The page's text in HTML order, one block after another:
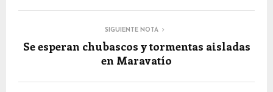
SIGUIENTE NOTA
Se esperan chubascos y tormentas aisladas
en Maravatío